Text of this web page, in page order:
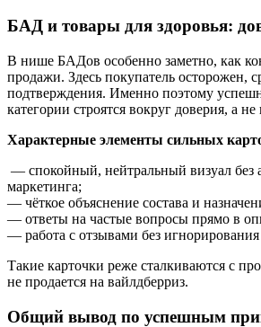
БАД и товары для здоровья:
В нише БАДов особенно заметно, как
продажи. Здесь покупатель осторожен,
подтверждения. Именно поэтому
категории строятся вокруг доверия, а
Характерные элементы сильных
— спокойный, нейтральный визуал без
маркетинга;
— чёткое объяснение состава и
— ответы на частые вопросы прямо в
— работа с отзывами без игнорирования
Такие карточки реже сталкиваются с
не продается на вайлдберриз.
Общий вывод по успешным